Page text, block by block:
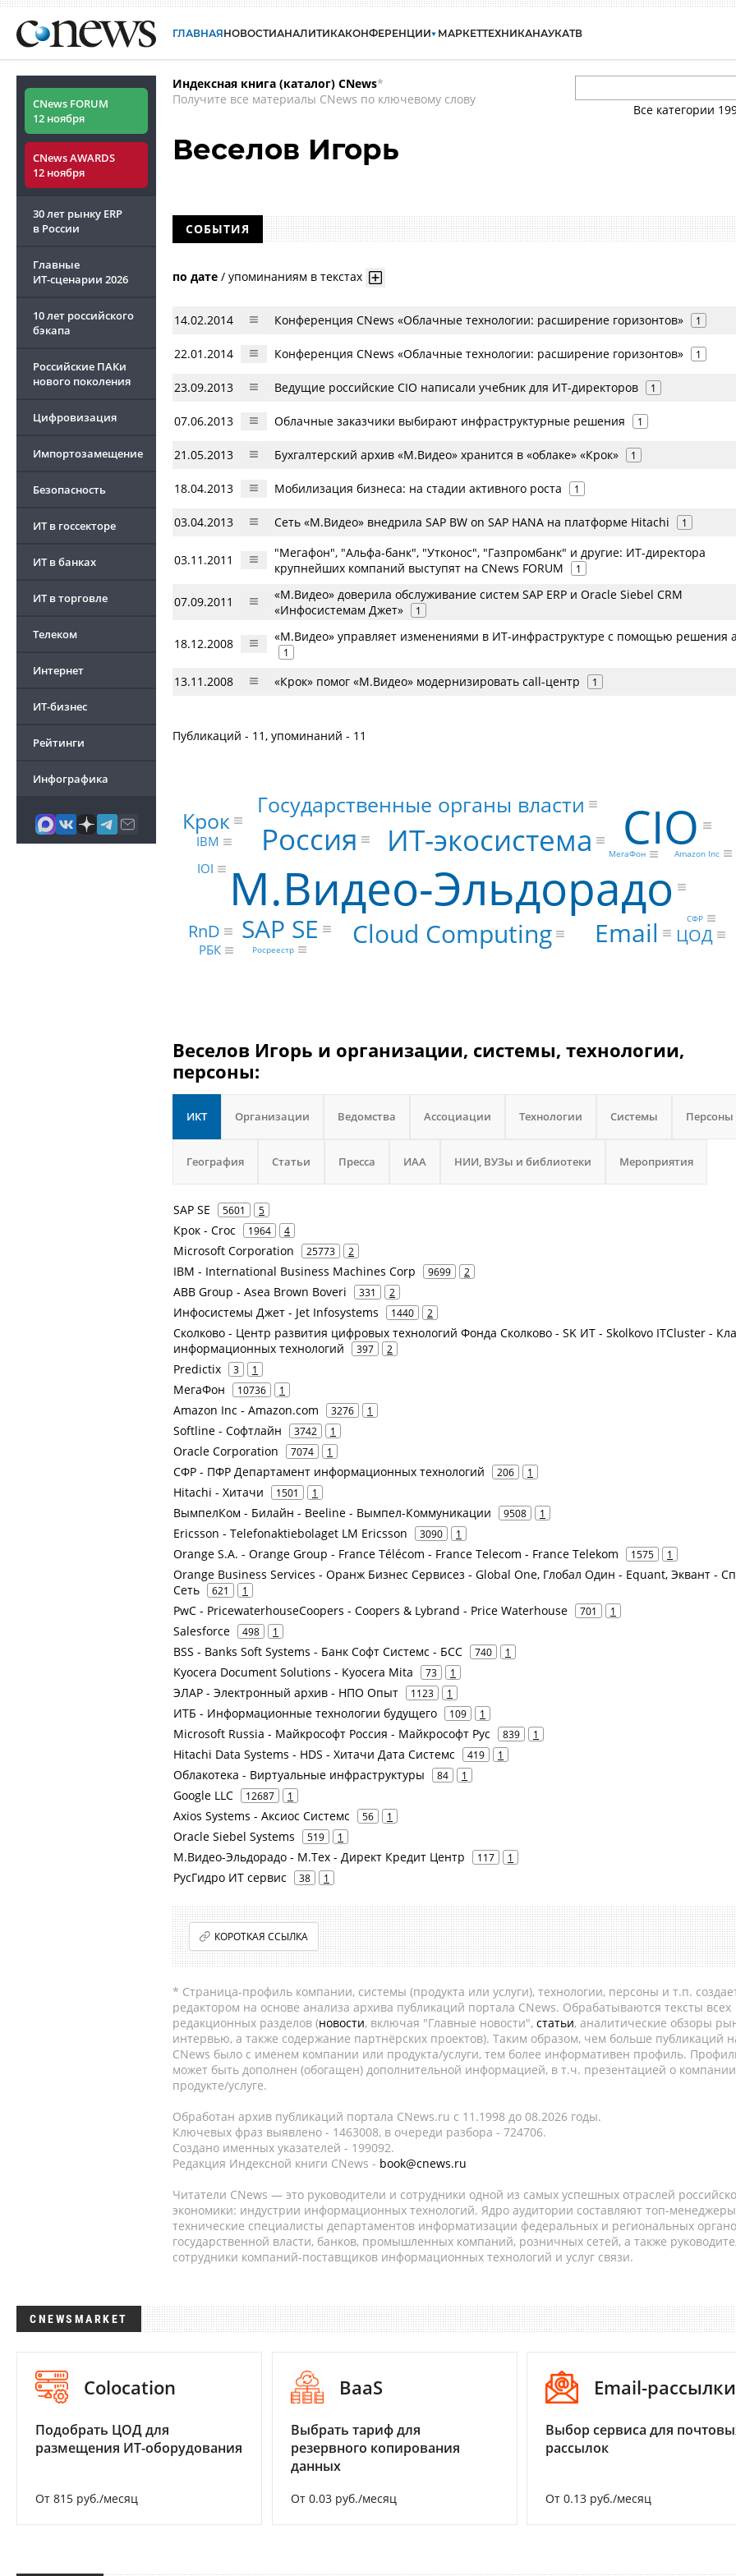
ГЛАВНАЯНОВОСТИАНАЛИТИКАКОНФЕРЕНЦИИ МАРКЕТТЕХНИКАНАУКАТВ
CNews FORUM
12 ноября
CNews AWARDS
12 ноября
30 лет рынку ERP
в России
Главные
ИТ-сценарии 2026
10 лет российского
бэкапа
Российские ПАКи
нового поколения
Цифровизация
Импортозамещение
Безопасность
ИТ в госсекторе
ИТ в банках
ИТ в торговле
Телеком
Интернет
ИТ-бизнес
Рейтинги
Инфографика
Индексная книга (каталог) CNews*
Получите все материалы CNews по ключевому слову
Все категории
Веселов Игорь
СОБЫТИЯ
по дате / упоминаниям в текстах
14.02.2014 Конференция CNews «Облачные технологии: расширение горизонтов» 1
22.01.2014 Конференция CNews «Облачные технологии: расширение горизонтов» 1
23.09.2013 Ведущие российские CIO написали учебник для ИТ-директоров 1
07.06.2013 Облачные заказчики выбирают инфраструктурные решения 1
21.05.2013 Бухгалтерский архив «М.Видео» хранится в «облаке» «Крок» 1
18.04.2013 Мобилизация бизнеса: на стадии активного роста 1
03.04.2013 Сеть «М.Видео» внедрила SAP BW on SAP HANA на платформе Hitachi 1
03.11.2011
"Мегафон", "Альфа-банк", "Утконос", "Газпромбанк" и другие: ИТ-директора
крупнейших компаний выступят на CNews FORUM
1
07.09.2011
«М.Видео» доверила обслуживание систем SAP ERP и Oracle Siebel CRM
«Инфосистемам Джет»
1
18.12.2008 «М.Видео» управляет изменениями в ИТ-инфраструктуре с помощью решения
1
13.11.2008 «Крок» помог «М.Видео» модернизировать call-центр 1
Публикаций - 11, упоминаний - 11
М.Видео-Эльдорадо
CIO
ИТ-экосистема
Россия
SAP SE Cloud Computing Email
Крок
Государственные органы власти
ЦОД
RnD
IBM
РБК
IOI
МегаФон Amazon Inc
СФР
Росреестр
Веселов Игорь и организации, системы, технологии,
персоны:
ИКТ Организации Ведомства Ассоциации Технологии Системы Персоны
География Статьи Пресса ИАА НИИ, ВУЗы и библиотеки Мероприятия
SAP SE 5601 5
Крок - Croc 1964 4
Microsoft Corporation 25773 2
IBM - International Business Machines Corp 9699 2
ABB Group - Asea Brown Boveri 331 2
Инфосистемы Джет - Jet Infosystems 1440 2
Сколково - Центр развития цифровых технологий Фонда Сколково - SK ИТ - Skolkovo ITCluster -
информационных технологий
397 2
Predictix 3 1
МегаФон 10736 1
Amazon Inc - Amazon.com 3276 1
Softline - Софтлайн 3742 1
Oracle Corporation 7074 1
СФР - ПФР Департамент информационных технологий 206 1
Hitachi - Хитачи 1501 1
ВымпелКом - Билайн - Beeline - Вымпел-Коммуникации 9508 1
Ericsson - Telefonaktiebolaget LM Ericsson 3090 1
Orange S.A. - Orange Group - France Télécom - France Telecom - France Telekom 1575 1
Orange Business Services - Оранж Бизнес Сервисез - Global One, Глобал Один - Equant, Эквант -
Сеть
621 1
PwC - PricewaterhouseCoopers - Coopers & Lybrand - Price Waterhouse 701 1
Salesforce 498 1
BSS - Banks Soft Systems - Банк Софт Системс - БСС 740 1
Kyocera Document Solutions - Kyocera Mita 73 1
ЭЛАР - Электронный архив - НПО Опыт 1123 1
ИТБ - Информационные технологии будущего 109 1
Microsoft Russia - Майкрософт Россия - Майкрософт Рус 839 1
Hitachi Data Systems - HDS - Хитачи Дата Системс 419 1
Облакотека - Виртуальные инфраструктуры 84 1
Google LLC 12687 1
Axios Systems - Аксиос Системс 56 1
Oracle Siebel Systems 519 1
М.Видео-Эльдорадо - М.Тех - Директ Кредит Центр 117 1
РусГидро ИТ сервис 38 1
КОРОТКАЯ ССЫЛКА
* Страница-профиль компании, системы (продукта или услуги), технологии, персоны и т.п.
редактором на основе анализа архива публикаций портала CNews. Обрабатываются тексты всех
редакционных разделов (новости, включая "Главные новости", статьи, аналитические обзоры
интервью, а также содержание партнёрских проектов). Таким образом, чем больше публикаций
CNews было с именем компании или продукта/услуги, тем более информативен профиль.
может быть дополнен (обогащен) дополнительной информацией, в т.ч. презентацией о
продукте/услуге.
Обработан архив публикаций портала CNews.ru c 11.1998 до 08.2026 годы.
Ключевых фраз выявлено - 1463008, в очереди разбора - 724706.
Создано именных указателей - 199092.
Редакция Индексной книги CNews - book@cnews.ru
Читатели CNews — это руководители и сотрудники одной из самых успешных отраслей
экономики: индустрии информационных технологий. Ядро аудитории составляют топ-
технические специалисты департаментов информатизации федеральных и региональных
государственной власти, банков, промышленных компаний, розничных сетей, а также
сотрудники компаний-поставщиков информационных технологий и услуг связи.
CNEWSMARKET
Colocation
Подобрать ЦОД для
размещения ИТ-оборудования
От 815 руб./месяц
BaaS
Выбрать тариф для
резервного копирования
данных
От 0.03 руб./месяц
Email-рассылки
Выбор сервиса для
рассылок
От 0.13 руб./месяц